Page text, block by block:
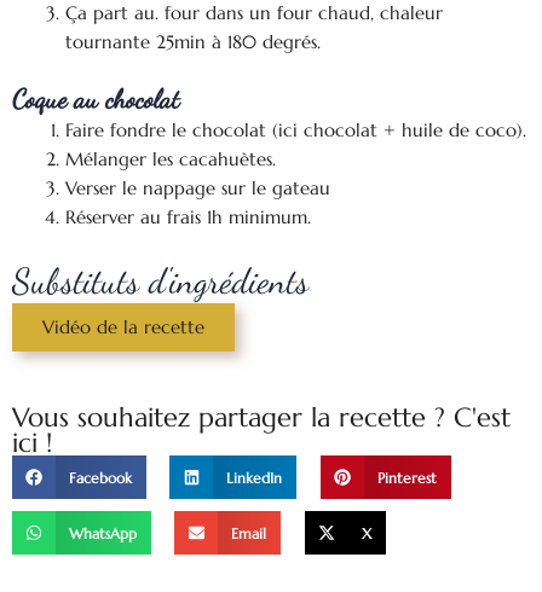
Ça part au. four dans un four chaud, chaleur
tournante 25min à 180 degrés.
Coque au chocolat
Faire fondre le chocolat (ici chocolat + huile de coco).
Mélanger les cacahuètes.
Verser le nappage sur le gateau
Réserver au frais 1h minimum.
Substituts d'ingrédients
Vidéo de la recette
Vous souhaitez partager la recette ? C'est
ici !
Facebook LinkedIn Pinterest
WhatsApp Email X